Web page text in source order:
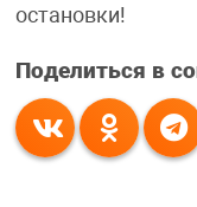
остановки!
Поделиться в